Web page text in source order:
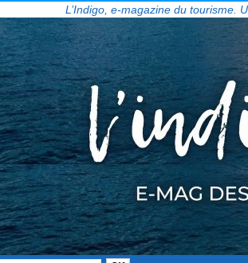
L’Indigo, e-magazine du tourisme.